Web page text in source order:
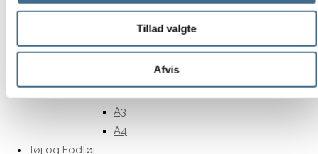
Tillad valgte
Afvis
Rammer
Refleksfrie rammer
30 x 40 cm.
40 x 50 cm
A3
A4
Tøj og Fodtøj